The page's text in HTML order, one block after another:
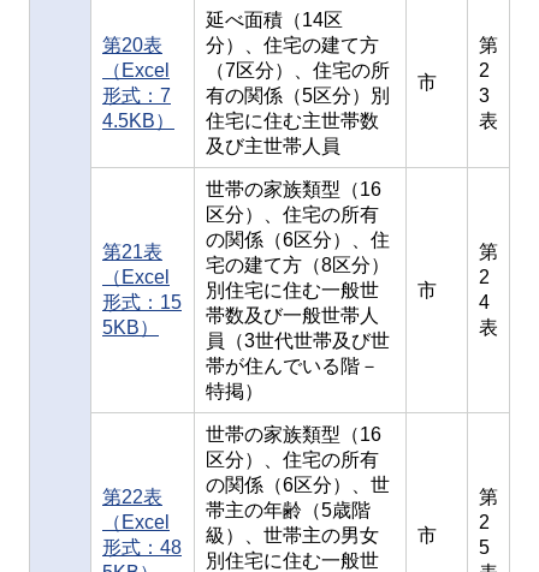
第20表
（Excel
形式：7
4.5KB）
延べ面積（14区
分）、住宅の建て方
（7区分）、住宅の所
有の関係（5区分）別
住宅に住む主世帯数
及び主世帯人員
市
第
2
3
表
第21表
（Excel
形式：15
5KB）
世帯の家族類型（16
区分）、住宅の所有
の関係（6区分）、住
宅の建て方（8区分）
別住宅に住む一般世
帯数及び一般世帯人
員（3世代世帯及び世
帯が住んでいる階－
特掲）
市
第
2
4
表
第22表
（Excel
形式：48
世帯の家族類型（16
区分）、住宅の所有
の関係（6区分）、世
帯主の年齢（5歳階
級）、世帯主の男女
別住宅に住む一般世
市
第
2
5